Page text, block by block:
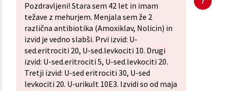
Pozdravljeni! Stara sem 42 let in imam
težave z mehurjem. Menjala sem že 2
različna antibiotika (Amoxiklav, Nolicin) in
izvid je vedno slabši. Prvi izvid: U-
sed.eritrociti 20, U-sed.levkociti 10. Drugi
izvid: U-sed.eritrociti 5, U-sed.levkociti 20.
Tretji izvid: U-sed eritrociti 30, U-sed
levkociti 20. U-urikult 10E3. Izvidi so od maja